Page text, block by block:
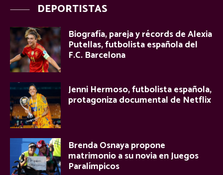
DEPORTISTAS
Biografía, pareja y récords de Alexia
Putellas, futbolista española del
F.C. Barcelona
Jenni Hermoso, futbolista española,
protagoniza documental de Netflix
Brenda Osnaya propone
matrimonio a su novia en Juegos
Paralímpicos